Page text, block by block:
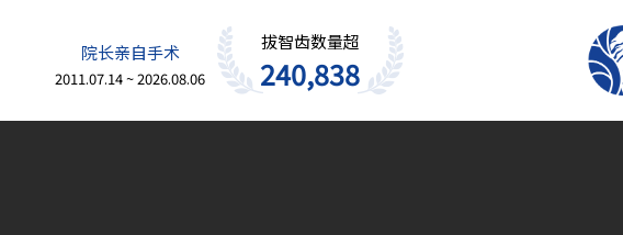
院长亲自手术
2011.07.14 ~ 2026.08.06
拔智齿数量超
240,838